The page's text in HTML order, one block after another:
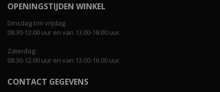
OPENINGSTIJDEN WINKEL
Dinsdag t/m vrijdag:
08.30-12.00 uur en van 13.00-18.00 uur.
Zaterdag:
08.30-12.00 uur en van 13.00-16.00 uur.
CONTACT GEGEVENS